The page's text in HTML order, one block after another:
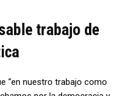
trabajo de
“en nuestro trabajo como